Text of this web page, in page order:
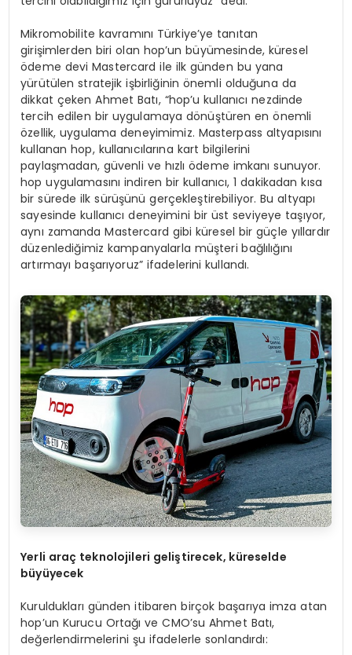
Mikromobilite kavramını Türkiye’ye tanıtan
girişimlerden biri olan hop’un büyümesinde, küresel
ödeme devi Mastercard ile ilk günden bu yana
yürütülen stratejik işbirliğinin önemli olduğuna da
dikkat çeken Ahmet Batı, “hop’u kullanıcı nezdinde
tercih edilen bir uygulamaya dönüştüren en önemli
özellik, uygulama deneyimimiz. Masterpass altyapısını
kullanan hop, kullanıcılarına kart bilgilerini
paylaşmadan, güvenli ve hızlı ödeme imkanı sunuyor.
hop uygulamasını indiren bir kullanıcı, 1 dakikadan kısa
bir sürede ilk sürüşünü gerçekleştirebiliyor. Bu altyapı
sayesinde kullanıcı deneyimini bir üst seviyeye taşıyor,
aynı zamanda Mastercard gibi küresel bir güçle yıllardır
düzenlediğimiz kampanyalarla müşteri bağlılığını
artırmayı başarıyoruz” ifadelerini kullandı.
Yerli araç teknolojileri geliştirecek, küreselde
büyüyecek
Kuruldukları günden itibaren birçok başarıya imza atan
hop’un Kurucu Ortağı ve CMO’su Ahmet Batı,
değerlendirmelerini şu ifadelerle sonlandırdı: